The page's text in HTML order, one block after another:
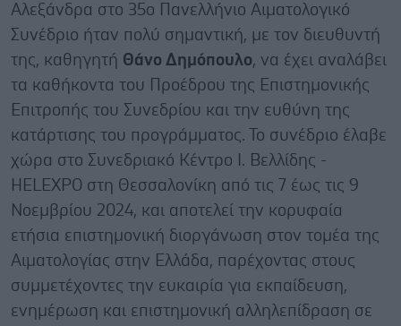
Αλεξάνδρα στο 35ο Πανελλήνιο Αιματολογικό
Συνέδριο ήταν πολύ σημαντική, με τον διευθυντή
της, καθηγητή Θάνο Δημόπουλο, να έχει αναλάβει
τα καθήκοντα του Προέδρου της Επιστημονικής
Επιτροπής του Συνεδρίου και την ευθύνη της
κατάρτισης του προγράμματος. Το συνέδριο έλαβε
χώρα στο Συνεδριακό Κέντρο Ι. Βελλίδης -
HELEXPO στη Θεσσαλονίκη από τις 7 έως τις 9
Νοεμβρίου 2024, και αποτελεί την κορυφαία
ετήσια επιστημονική διοργάνωση στον τομέα της
Αιματολογίας στην Ελλάδα, παρέχοντας στους
συμμετέχοντες την ευκαιρία για εκπαίδευση,
ενημέρωση και επιστημονική αλληλεπίδραση σε